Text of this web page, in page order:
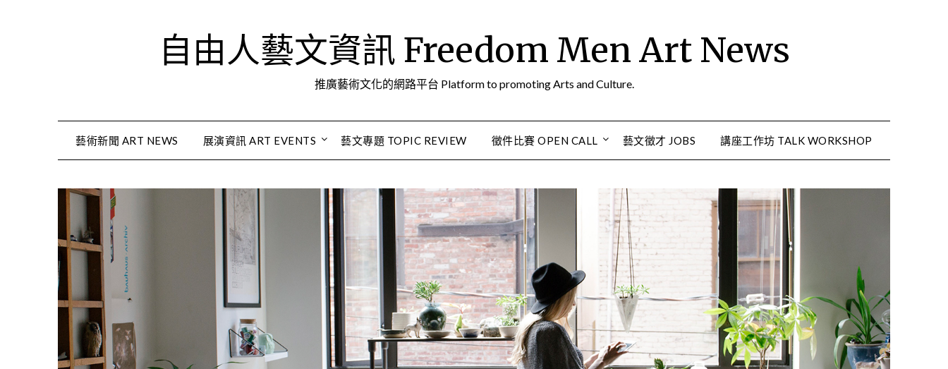
自由人藝文資訊 Freedom Men Art News
推廣藝術文化的網路平台 Platform to promoting Arts and Culture.
藝術新聞 ART NEWS 展演資訊 ART EVENTS 藝文專題 TOPIC REVIEW 徵件比賽 OPEN CALL 藝文徵才 JOBS 講座工作坊 TALK WORKSHOP